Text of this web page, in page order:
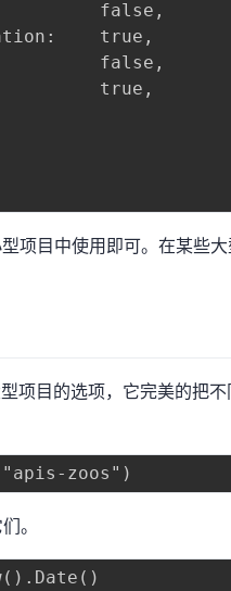
项目中使用即可。在某些
项目的选项，它完美的把不
。